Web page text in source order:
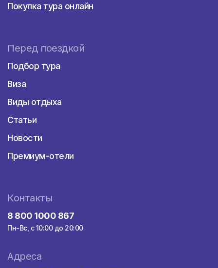
Покупка тура онлайн
Перед поездкой
Подбор тура
Виза
Виды отдыха
Статьи
Новости
Премиум-отели
Контакты
8 800 1000 867
Пн-Вс, с 10:00 до 20:00
Адреса